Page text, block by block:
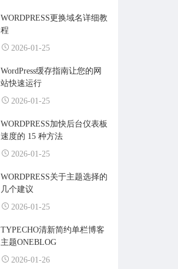
WORDPRESS更换域名详细教
程
2026-01-25
WordPress缓存指南让您的网
站快速运行
2026-01-25
WORDPRESS加快后台仪表板
速度的 15 种方法
2026-01-25
WORDPRESS关于主题选择的
几个建议
2026-01-25
TYPECHO清新简约单栏博客
主题ONEBLOG
2026-01-26